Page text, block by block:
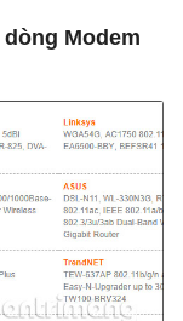
dòng Modem